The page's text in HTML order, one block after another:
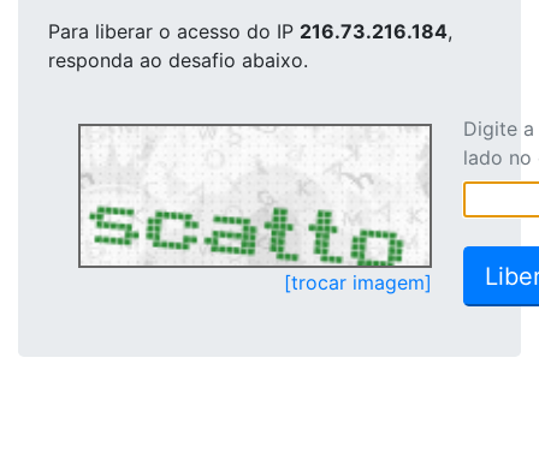
Para liberar o acesso do IP 216.73.216.184,
responda ao desafio abaixo.
[trocar imagem]
Digite
lado no